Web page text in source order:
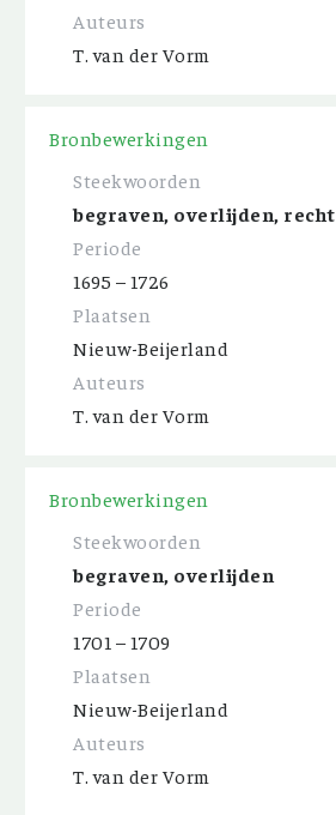
Auteurs
T. van der Vorm
Bronbewerkingen
Steekwoorden
begraven, overlijden,
Periode
1695 – 1726
Plaatsen
Nieuw-Beijerland
Auteurs
T. van der Vorm
Bronbewerkingen
Steekwoorden
begraven, overlijden
Periode
1701 – 1709
Plaatsen
Nieuw-Beijerland
Auteurs
T. van der Vorm